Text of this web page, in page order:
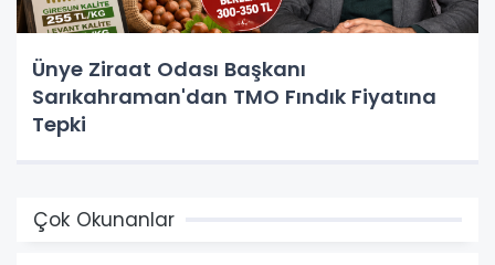
Ünye Ziraat Odası Başkanı
Sarıkahraman'dan TMO Fındık Fiyatına
Tepki
Çok Okunanlar